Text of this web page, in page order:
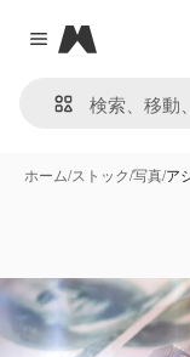
Close menu
Magnific
ホーム/ストック/写真/ア